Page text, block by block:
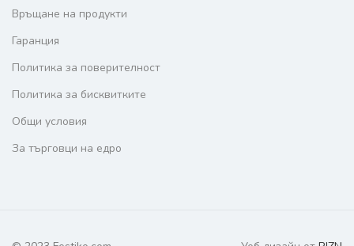
Връщане на продукти
Гаранция
Политика за поверителност
Политика за бисквитките
Общи условия
За търговци на едро